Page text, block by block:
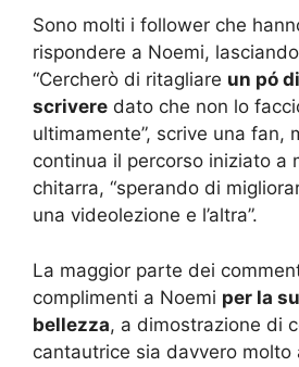
Sono molti i follower che
rispondere a Noemi,
“Cercherò di ritagliare un pó
scrivere dato che non lo
ultimamente”, scrive una fan,
continua il percorso iniziato a
chitarra, “sperando di
una videolezione e l’altra”.
La maggior parte dei
complimenti a Noemi per la
bellezza, a dimostrazione di
cantautrice sia davvero molto